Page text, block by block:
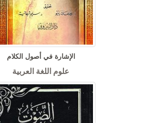
الإشارة في أصول الكلام
علوم اللغة العربية